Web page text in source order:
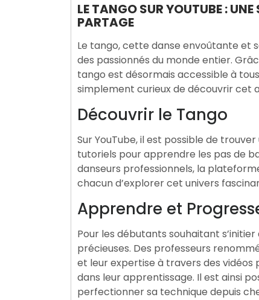
2025
LE TANGO SUR YOUTUBE :
PARTAGE
Le tango, cette danse envoûtante et
des passionnés du monde entier.
tango est désormais accessible à
simplement curieux de découvrir cet
Découvrir le Tango
Sur YouTube, il est possible de
tutoriels pour apprendre les pas de
danseurs professionnels, la
chacun d’explorer cet univers
Apprendre et
Pour les débutants souhaitant
précieuses. Des professeurs
et leur expertise à travers des vidéos
dans leur apprentissage. Il est ainsi
perfectionner sa technique depuis